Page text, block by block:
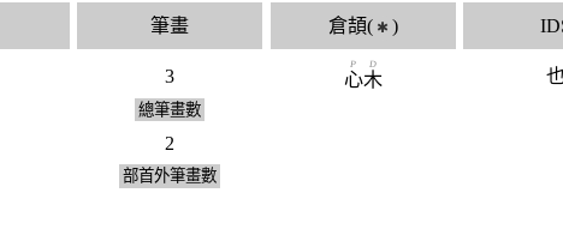
筆畫
3
總筆畫數
2
部首外筆畫數
倉頡( ✱ )
心
P
木
D